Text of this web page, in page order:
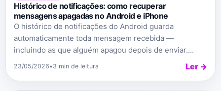
Histórico de notificações: como recuperar
mensagens apagadas no Android e iPhone
O histórico de notificações do Android guarda
automaticamente toda mensagem recebida —
incluindo as que alguém apagou depois de enviar....
23/05/2026•3 min de leitura Ler →